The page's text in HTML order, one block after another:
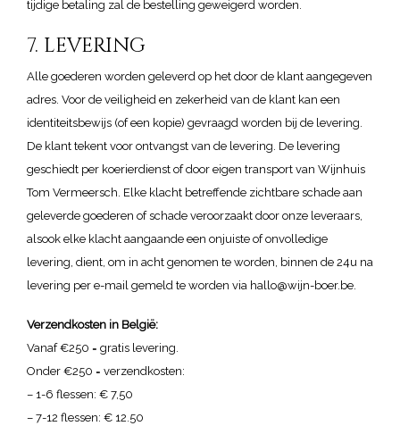
tijdige betaling zal de bestelling geweigerd worden.
7. LEVERING
Alle goederen worden geleverd op het door de klant aangegeven
adres. Voor de veiligheid en zekerheid van de klant kan een
identiteitsbewijs (of een kopie) gevraagd worden bij de levering.
De klant tekent voor ontvangst van de levering. De levering
geschiedt per koerierdienst of door eigen transport van Wijnhuis
Tom Vermeersch. Elke klacht betreffende zichtbare schade aan
geleverde goederen of schade veroorzaakt door onze leveraars,
alsook elke klacht aangaande een onjuiste of onvolledige
levering, dient, om in acht genomen te worden, binnen de 24u na
levering per e-mail gemeld te worden via hallo@wijn-boer.be.
Verzendkosten in België:
Vanaf €250 = gratis levering.
Onder €250 = verzendkosten:
– 1-6 flessen: € 7,50
– 7-12 flessen: € 12.50